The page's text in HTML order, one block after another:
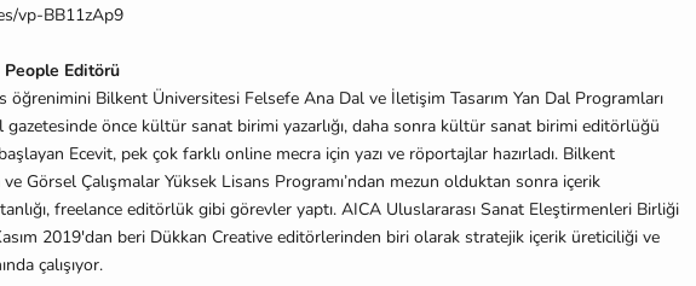
vp-BB11zAp9
Editörü
öğrenimini Bilkent Üniversitesi Felsefe Ana Dal ve İletişim Tasarım Yan Dal Programları
gazetesinde önce kültür sanat birimi yazarlığı, daha sonra kültür sanat birimi editörlüğü
Ecevit, pek çok farklı online mecra için yazı ve röportajlar hazırladı. Bilkent
Görsel Çalışmalar Yüksek Lisans Programı’ndan mezun olduktan sonra içerik
freelance editörlük gibi görevler yaptı. AICA Uluslararası Sanat Eleştirmenleri Birliği
2019'dan beri Dükkan Creative editörlerinden biri olarak stratejik içerik üreticiliği ve
çalışıyor.